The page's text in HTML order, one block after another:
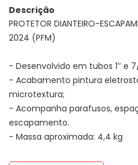
Descrição
PROTETOR DIANTEIRO-
2024 (PFM)
- Desenvolvido em tubos 1’’ e
- Acabamento pintura
microtextura;
- Acompanha parafusos,
escapamento.
- Massa aproximada: 4,4 kg